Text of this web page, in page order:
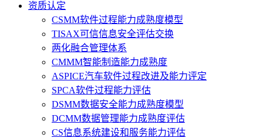
资质认定
CSMM软件过程能力成熟度模型
TISAX可信信息安全评估交换
两化融合管理体系
CMMM智能制造能力成熟度
ASPICE汽车软件过程改进及能力评定
SPCA软件过程能力评估
DSMM数据安全能力成熟度模型
DCMM数据管理能力成熟度评估
CS信息系统建设和服务能力评估